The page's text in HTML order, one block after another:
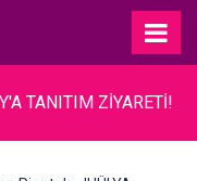
TANITIM ZİYARETİ!